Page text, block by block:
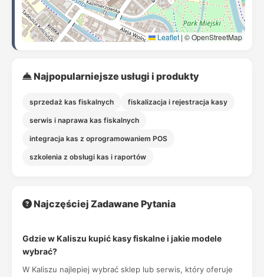
Leaflet | © OpenStreetMap
Najpopularniejsze usługi i produkty
sprzedaż kas fiskalnych fiskalizacja i rejestracja kasy
serwis i naprawa kas fiskalnych
integracja kas z oprogramowaniem POS
szkolenia z obsługi kas i raportów
Najczęściej Zadawane Pytania
Gdzie w Kaliszu kupić kasy fiskalne i jakie modele
wybrać?
W Kaliszu najlepiej wybrać sklep lub serwis, który oferuje